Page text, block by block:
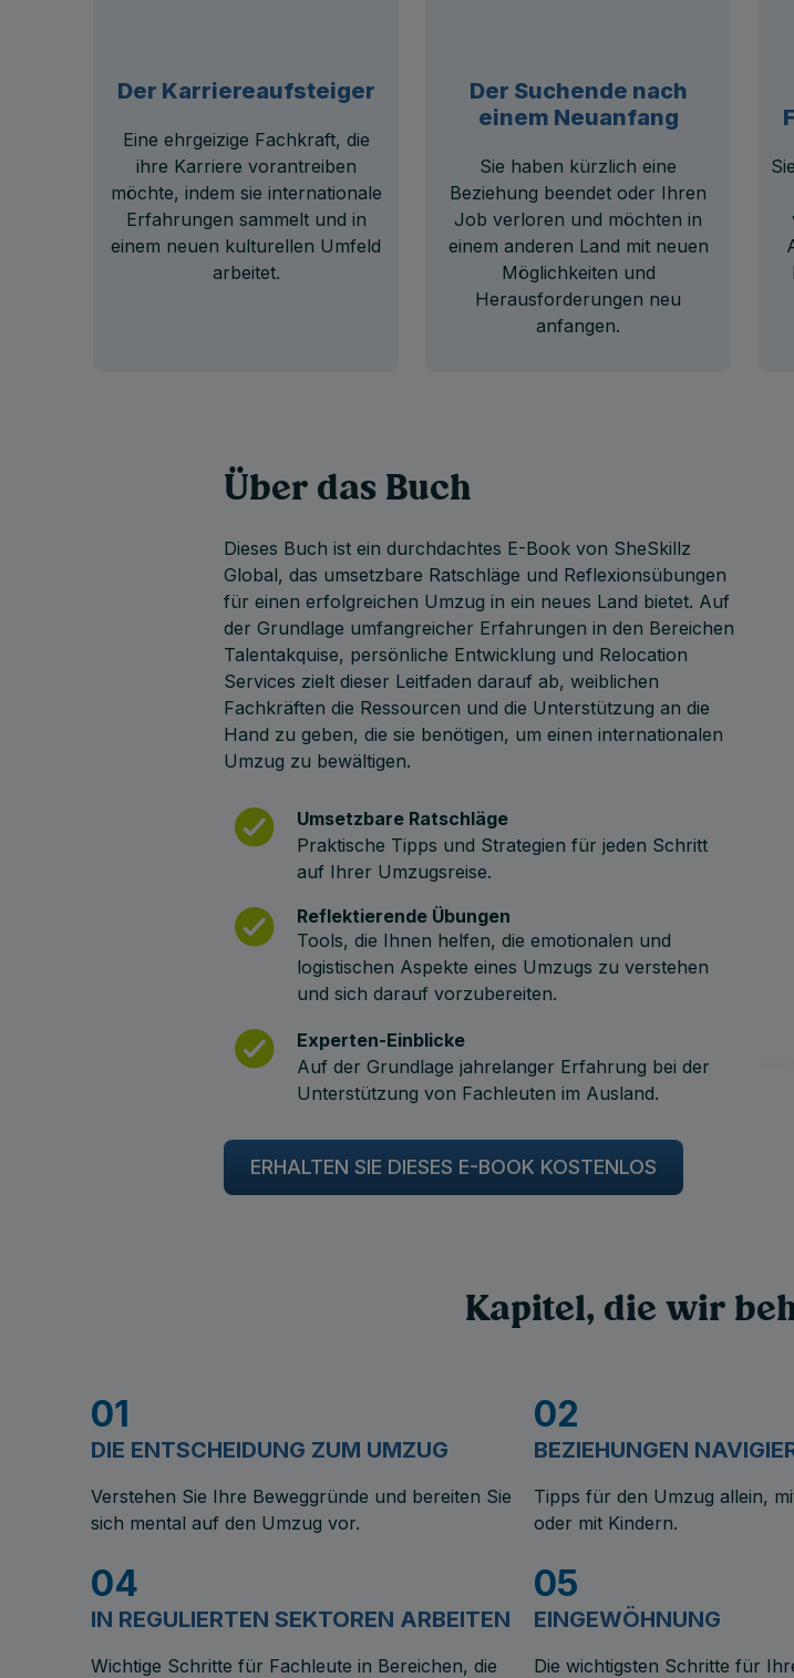
Der Karriereaufsteiger
Eine ehrgeizige Fachkraft, die
ihre Karriere vorantreiben
möchte, indem sie internationale
Erfahrungen sammelt und in
einem neuen kulturellen Umfeld
arbeitet.
Der Suchende nach
einem Neuanfang
Sie haben kürzlich eine
Beziehung beendet oder Ihren
Job verloren und möchten in
einem anderen Land mit neuen
Möglichkeiten und
Herausforderungen neu
anfangen.
Über das Buch
Dieses Buch ist ein durchdachtes E-Book von SheSkillz
Global, das umsetzbare Ratschläge und Reflexionsübungen
für einen erfolgreichen Umzug in ein neues Land bietet. Auf
der Grundlage umfangreicher Erfahrungen in den Bereichen
Talentakquise, persönliche Entwicklung und Relocation
Services zielt dieser Leitfaden darauf ab, weiblichen
Fachkräften die Ressourcen und die Unterstützung an die
Hand zu geben, die sie benötigen, um einen internationalen
Umzug zu bewältigen.
Umsetzbare Ratschläge
Praktische Tipps und Strategien für jeden Schritt
auf Ihrer Umzugsreise.
Reflektierende Übungen
Tools, die Ihnen helfen, die emotionalen und
logistischen Aspekte eines Umzugs zu verstehen
und sich darauf vorzubereiten.
Experten-Einblicke
Auf der Grundlage jahrelanger Erfahrung bei der
Unterstützung von Fachleuten im Ausland.
ERHALTEN SIE DIESES E-BOOK KOSTENLOS
Kapitel, die wir
01
DIE ENTSCHEIDUNG ZUM UMZUG
Verstehen Sie Ihre Beweggründe und bereiten Sie
sich mental auf den Umzug vor.
02
BEZIEHUNGEN
Tipps für den Umzug allein,
oder mit Kindern.
04
IN REGULIERTEN SEKTOREN ARBEITEN
Wichtige Schritte für Fachleute in Bereichen, die
05
EINGEWÖHNUNG
Die wichtigsten Schritte für